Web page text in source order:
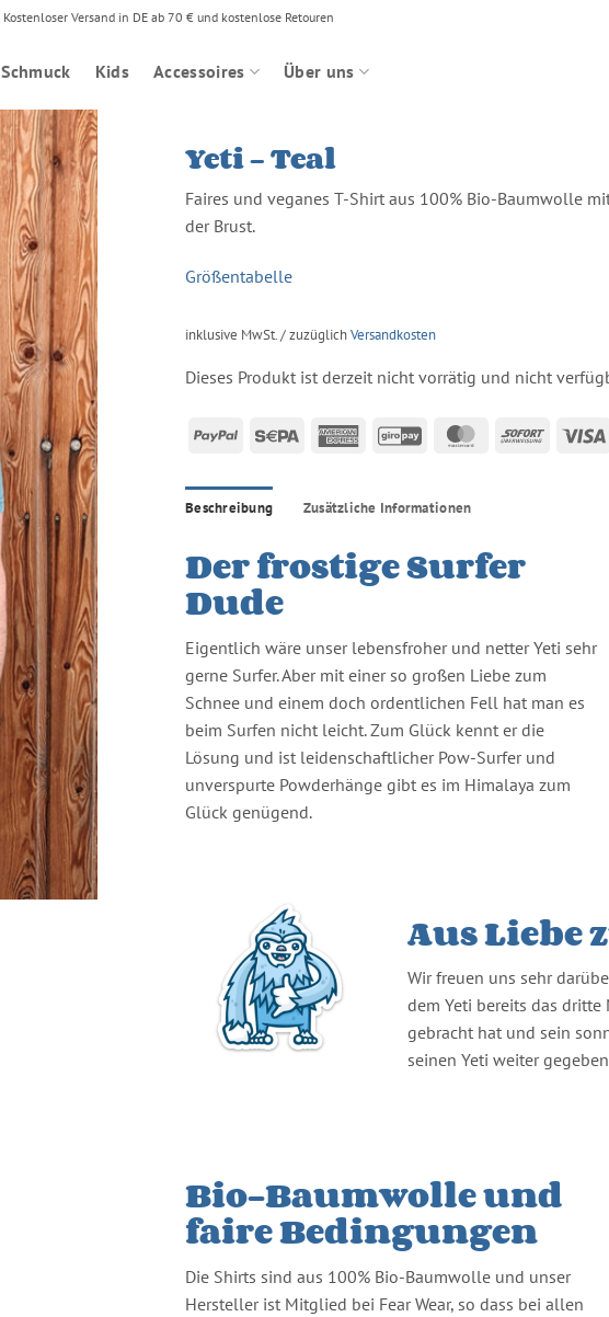
Kostenloser Versand in DE ab 70 € und kostenlose Retouren
Schmuck Kids Accessoires Über uns
Yeti – Teal
Faires und veganes T-Shirt aus 100% Bio-Baumwolle
der Brust.
Größentabelle
inklusive MwSt. / zuzüglichVersandkosten
Dieses Produkt ist derzeit nicht vorrätig und nicht
PayPal Sepa
AmericanGiroPay MasterCardSofort
Beschreibung Zusätzliche Informationen
Der frostige Surfer
Dude
Eigentlich wäre unser lebensfroher und netter Yeti sehr
gerne Surfer. Aber mit einer so großen Liebe zum
Schnee und einem doch ordentlichen Fell hat man es
beim Surfen nicht leicht. Zum Glück kennt er die
Lösung und ist leidenschaftlicher Pow-Surfer und
unverspurte Powderhänge gibt es im Himalaya zum
Glück genügend.
Aus Liebe
Wir freuen uns sehr
dem Yeti bereits das
gebracht hat und sein
seinen Yeti weiter
Bio-Baumwolle und
faire Bedingungen
Die Shirts sind aus 100% Bio-Baumwolle und unser
Hersteller ist Mitglied bei Fear Wear, so dass bei allen